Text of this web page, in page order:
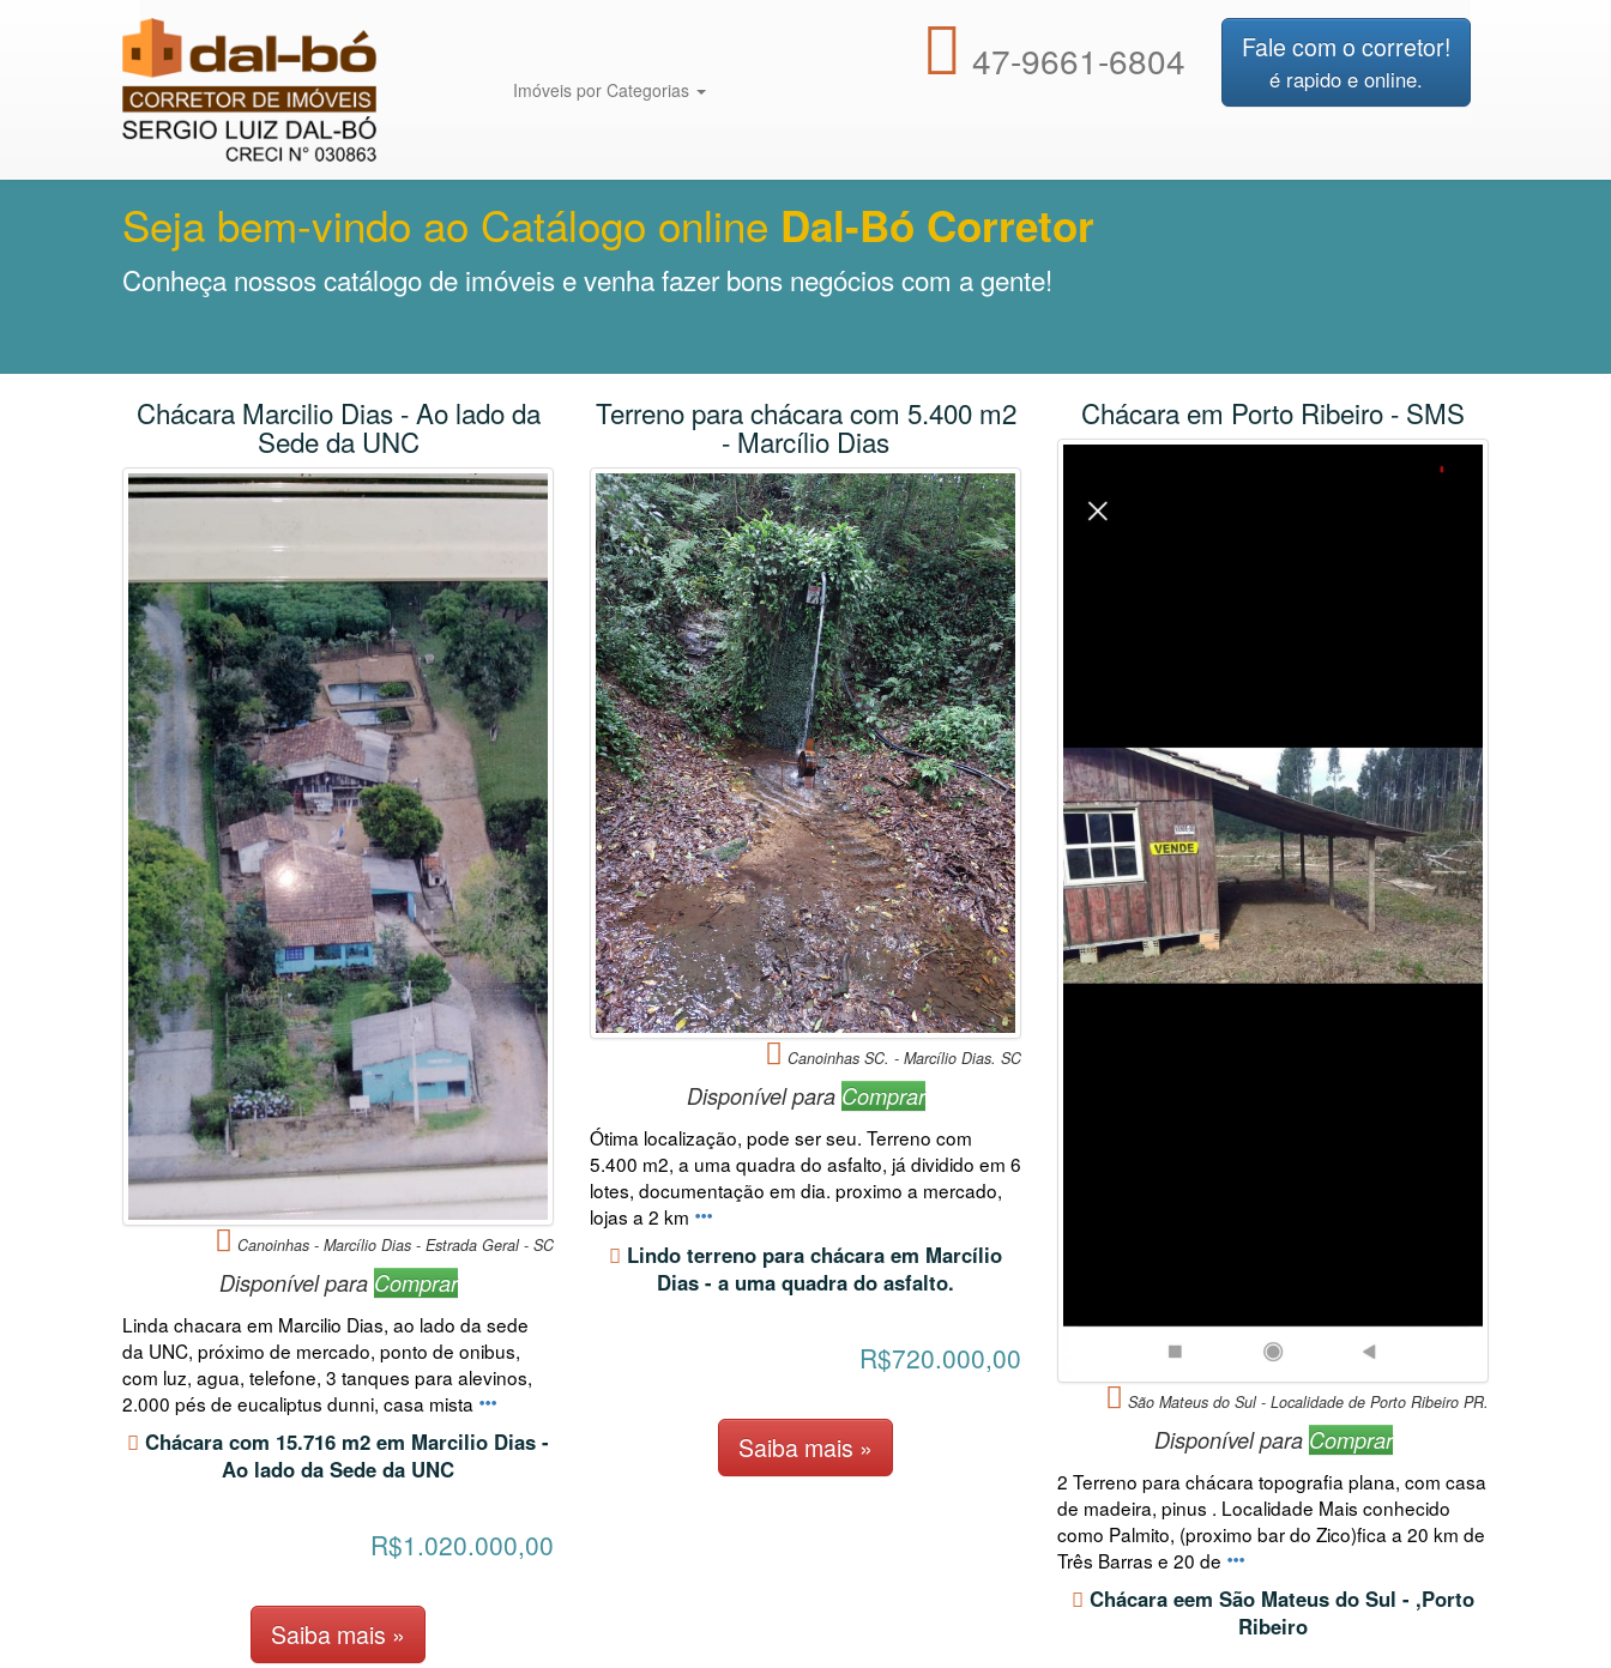
Imóveis por Categorias
47-9661-6804 Fale com o corretor!
é rapido e online.
Seja bem-vindo ao Catálogo online Dal-Bó Corretor
Conheça nossos catálogo de imóveis e venha fazer bons negócios com a gente!
Chácara Marcilio Dias - Ao lado da
Sede da UNC
Canoinhas - Marcílio Dias - Estrada Geral - SC
Disponível para Comprar
Linda chacara em Marcilio Dias, ao lado da sede
da UNC, próximo de mercado, ponto de onibus,
com luz, agua, telefone, 3 tanques para alevinos,
2.000 pés de eucaliptus dunni, casa mista
Chácara com 15.716 m2 em Marcilio Dias -
Ao lado da Sede da UNC
R$1.020.000,00
Saiba mais »
Terreno para chácara com 5.400 m2
- Marcílio Dias
Canoinhas SC. - Marcílio Dias. SC
Disponível para Comprar
Ótima localização, pode ser seu. Terreno com
5.400 m2, a uma quadra do asfalto, já dividido em 6
lotes, documentação em dia. proximo a mercado,
lojas a 2 km
Lindo terreno para chácara em Marcílio
Dias - a uma quadra do asfalto.
R$720.000,00
Saiba mais »
Chácara em Porto Ribeiro - SMS
São Mateus do Sul - Localidade de Porto Ribeiro PR.
Disponível para Comprar
2 Terreno para chácara topografia plana, com casa
de madeira, pinus . Localidade Mais conhecido
como Palmito, (proximo bar do Zico)fica a 20 km de
Três Barras e 20 de
Chácara eem São Mateus do Sul - ,Porto
Ribeiro